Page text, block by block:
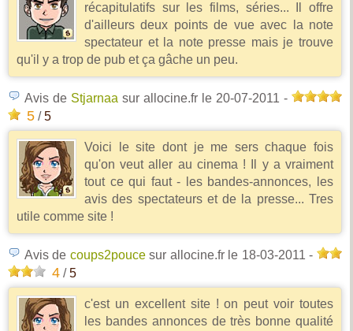
récapitulatifs sur les films, séries... Il offre
d'ailleurs deux points de vue avec la note
spectateur et la note presse mais je trouve
qu'il y a trop de pub et ça gâche un peu.
Avis de Stjarnaa sur allocine.fr le 20-07-2011 -
5 /5
Voici le site dont je me sers chaque fois
qu'on veut aller au cinema ! Il y a vraiment
tout ce qui faut - les bandes-annonces, les
avis des spectateurs et de la presse... Tres
utile comme site !
Avis de coups2poucesur allocine.frle 18-03-2011 -
4 /5
c'est un excellent site ! on peut voir toutes
les bandes annonces de très bonne qualité